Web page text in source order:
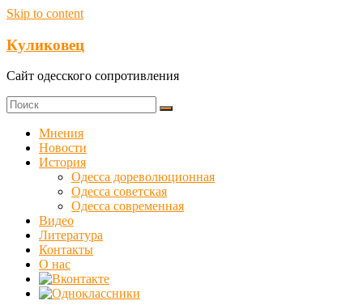
Skip to content
Куликовец
Сайт одесского сопротивления
Мнения
Новости
История
Одесса дореволюционная
Одесса советская
Одесса современная
Видео
Литература
Контакты
О нас